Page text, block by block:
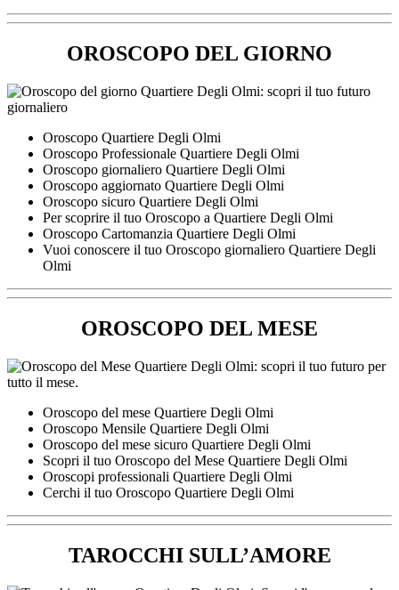
OROSCOPO DEL GIORNO
Oroscopo Quartiere Degli Olmi
Oroscopo Professionale Quartiere Degli Olmi
Oroscopo giornaliero Quartiere Degli Olmi
Oroscopo aggiornato Quartiere Degli Olmi
Oroscopo sicuro Quartiere Degli Olmi
Per scoprire il tuo Oroscopo a Quartiere Degli Olmi
Oroscopo Cartomanzia Quartiere Degli Olmi
Vuoi conoscere il tuo Oroscopo giornaliero Quartiere Degli
Olmi
OROSCOPO DEL MESE
Oroscopo del mese Quartiere Degli Olmi
Oroscopo Mensile Quartiere Degli Olmi
Oroscopo del mese sicuro Quartiere Degli Olmi
Scopri il tuo Oroscopo del Mese Quartiere Degli Olmi
Oroscopi professionali Quartiere Degli Olmi
Cerchi il tuo Oroscopo Quartiere Degli Olmi
TAROCCHI SULL’AMORE